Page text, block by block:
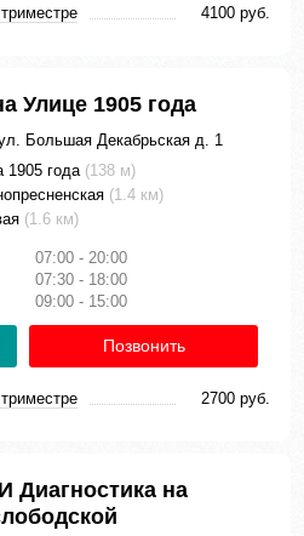
4100 руб.
Улице 1905 года
Большая Декабрьская д. 1
1905 года (138 м)
(1.4 км)
(1.6 км)
07:00 - 20:00
07:30 - 18:00
09:00 - 15:00
Позвонить
2700 руб.
Диагностика на